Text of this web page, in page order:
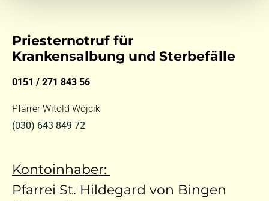
Priesternotruf für
Krankensalbung und Sterbefälle
0151 / 271 843 56
Pfarrer Witold Wójcik
(030) 643 849 72
Kontoinhaber:
Pfarrei St. Hildegard von Bingen